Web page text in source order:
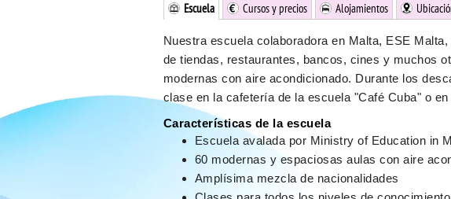
Escuela Cursos y precios Alojamientos
Nuestra escuela colaboradora en Malta, ESE
de tiendas, restaurantes, bancos, cines y muchos
modernas con aire acondicionado. Durante los
clase en la cafetería de la escuela "Café Cuba" o
Características de la escuela
Escuela avalada por Ministry of Education in
60 modernas y espaciosas aulas con aire
Amplísima mezcla de nacionalidades